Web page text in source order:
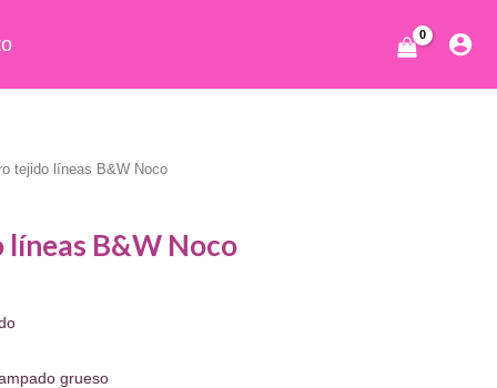
tejido líneas B&W Noco
B&W Noco
grueso